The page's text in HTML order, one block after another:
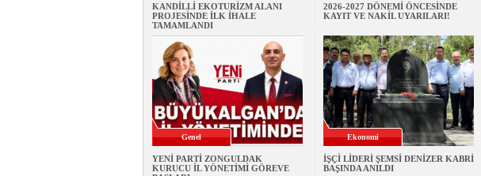
KANDİLLİ EKOTURİZM ALANI
PROJESİNDE İLK İHALE
TAMAMLANDI
2026-2027 DÖNEMİ ÖNCESİNDE
KAYIT VE NAKİL UYARILARI!
Genel
YENİ PARTİ ZONGULDAK
KURUCU İL YÖNETİMİ GÖREVE
Ekonomi
İŞÇİ LİDERİ ŞEMSİ DENİZER KABRİ
BAŞINDA ANILDI